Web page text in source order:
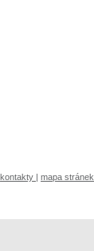
kontakty mapa stránek